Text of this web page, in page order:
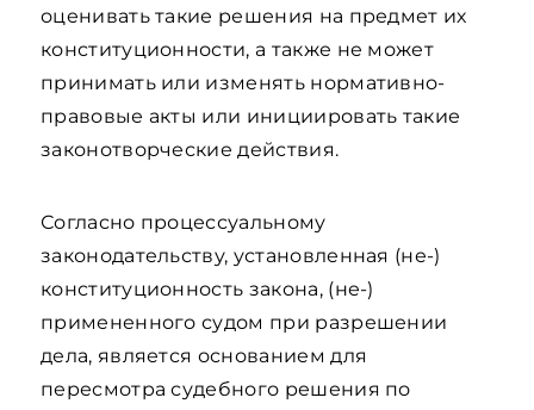
оценивать такие решения на предмет их
конституционности, а также не может
принимать или изменять нормативно-
правовые акты или инициировать такие
законотворческие действия.
Согласно процессуальному
законодательству, установленная (не-)
конституционность закона, (не-)
примененного судом при разрешении
дела, является основанием для
пересмотра судебного решения по